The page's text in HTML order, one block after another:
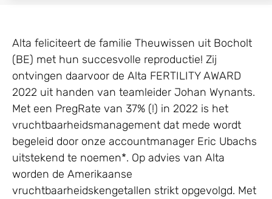
Alta feliciteert de familie Theuwissen uit Bocholt
(BE) met hun succesvolle reproductie! Zij
ontvingen daarvoor de Alta FERTILITY AWARD
2022 uit handen van teamleider Johan Wynants.
Met een PregRate van 37% (!) in 2022 is het
vruchtbaarheidsmanagement dat mede wordt
begeleid door onze accountmanager Eric Ubachs
uitstekend te noemen*. Op advies van Alta
worden de Amerikaanse
vruchtbaarheidskengetallen strikt opgevolgd. Met